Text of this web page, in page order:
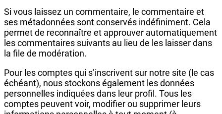
Si vous laissez un commentaire, le commentaire et
ses métadonnées sont conservés indéfiniment. Cela
permet de reconnaître et approuver automatiquement
les commentaires suivants au lieu de les laisser dans
la file de modération.
Pour les comptes qui s’inscrivent sur notre site (le cas
échéant), nous stockons également les données
personnelles indiquées dans leur profil. Tous les
comptes peuvent voir, modifier ou supprimer leurs